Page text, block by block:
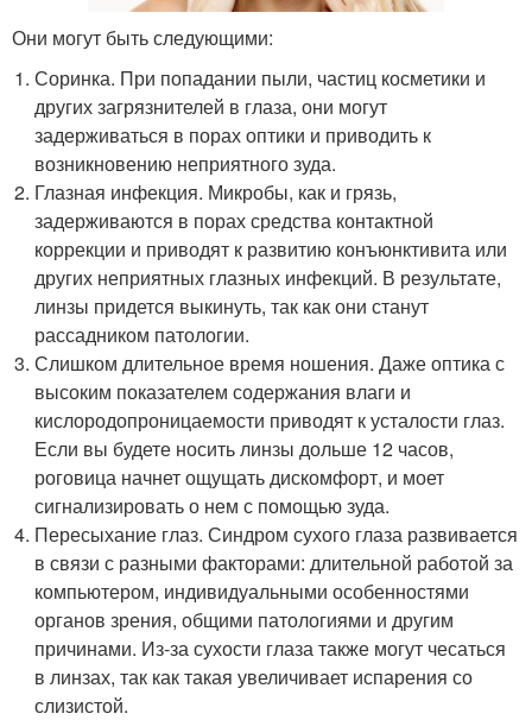
Они могут быть следующими:
Соринка. При попадании пыли, частиц косметики и
других загрязнителей в глаза, они могут
задерживаться в порах оптики и приводить к
возникновению неприятного зуда.
Глазная инфекция. Микробы, как и грязь,
задерживаются в порах средства контактной
коррекции и приводят к развитию конъюнктивита или
других неприятных глазных инфекций. В результате,
линзы придется выкинуть, так как они станут
рассадником патологии.
Слишком длительное время ношения. Даже оптика с
высоким показателем содержания влаги и
кислородопроницаемости приводят к усталости глаз.
Если вы будете носить линзы дольше 12 часов,
роговица начнет ощущать дискомфорт, и моет
сигнализировать о нем с помощью зуда.
Пересыхание глаз. Синдром сухого глаза развивается
в связи с разными факторами: длительной работой за
компьютером, индивидуальными особенностями
органов зрения, общими патологиями и другим
причинами. Из-за сухости глаза также могут чесаться
в линзах, так как такая увеличивает испарения со
слизистой.